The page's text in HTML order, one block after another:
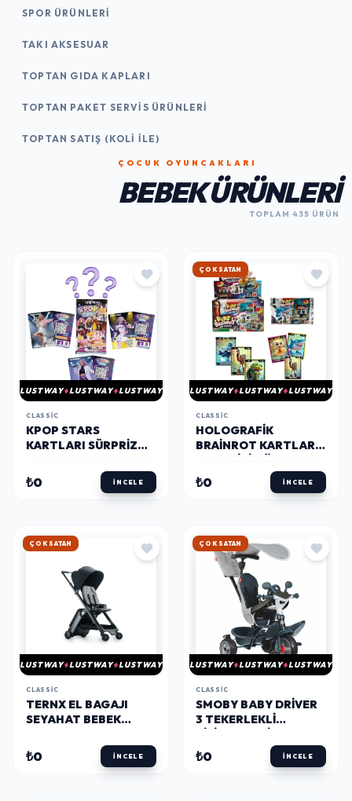
SPOR ÜRÜNLERI
TAKI AKSESUAR
TOPTAN GIDA KAPLARI
TOPTAN PAKET SERVIS ÜRÜNLERI
TOPTAN SATIŞ (KOLI İLE)
ÇOCUK OYUNCAKLARI
BEBEK ÜRÜNLERI
TOPLAM 435 ÜRÜN
LUSTWAY LUSTWAY LUSTWAY
CLASSIC
KPOP STARS
KARTLARI SÜRPRIZ
₺0 İNCELE
HIZLI KARGO
LUSTWAY LUSTWAY LUSTWAY
CLASSIC
HOLOGRAFIK
BRAINROT KARTLARI
₺0 İNCELE
HIZLI KARGO
LUSTWAY LUSTWAY LUSTWAY
CLASSIC
TERNX EL BAGAJI
SEYAHAT BEBEK
₺0 İNCELE
HIZLI KARGO
LUSTWAY LUSTWAY LUSTWAY
CLASSIC
SMOBY BABY DRIVER
3 TEKERLEKLI
₺0 İNCELE